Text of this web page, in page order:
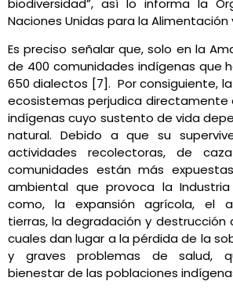
biodiversidad”, así lo informa la
Naciones Unidas para la Alimentación
Es preciso señalar que, solo en la
de 400 comunidades indígenas que
650 dialectos [7]. Por consiguiente,
ecosistemas perjudica directamente
indígenas cuyo sustento de vida
natural. Debido a que su
actividades recolectoras, de
comunidades están más
ambiental que provoca la
como, la expansión agrícola, el
tierras, la degradación y destrucción
cuales dan lugar a la pérdida de la
y graves problemas de salud,
bienestar de las poblaciones